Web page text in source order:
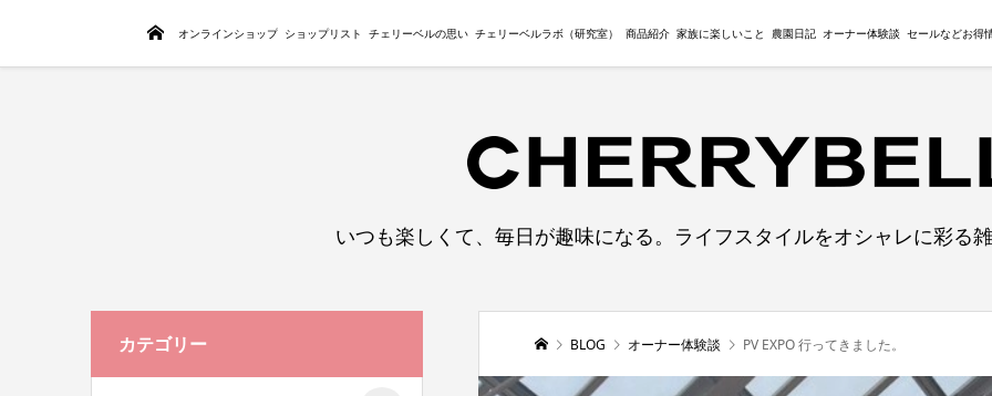
トップページオンラインショップ ショップリスト チェリーベルの思い チェリーベルラボ（研究室） 商品紹介 家族に楽しいこと 農園日記 オーナー体験談 セールなどお得
いつも楽しくて、毎日が趣味になる。ライフスタイルをオシャレに彩る
BLOG オーナー体験談 PV EXPO 行ってきました。
カテゴリー